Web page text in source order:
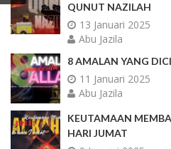
QUNUT NAZILAH
13 Januari 2025
Abu Jazila
8 AMALAN YANG
11 Januari 2025
Abu Jazila
KEUTAMAAN
HARI JUMAT